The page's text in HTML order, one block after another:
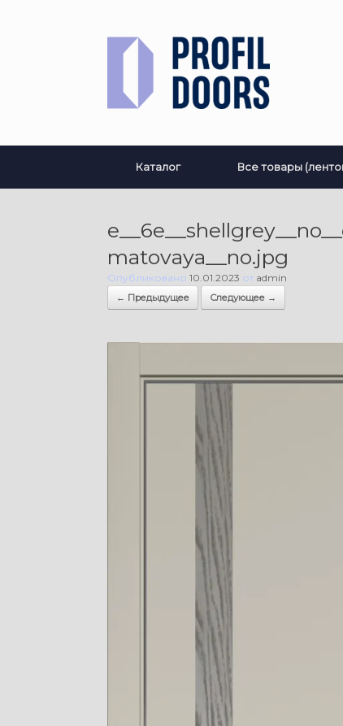
Каталог Все товары
matovaya__no.jpg
Опубликовано 10.01.2023 от admin
← Предыдущее Следующее →